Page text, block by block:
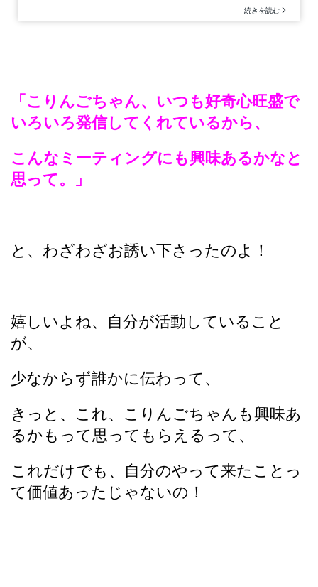
「こりんごちゃん、いつも好奇心旺盛で
いろいろ発信してくれているから、
こんなミーティングにも興味あるかなと
思って。」
と、わざわざお誘い下さったのよ！
嬉しいよね、自分が活動していること
が、
少なからず誰かに伝わって、
きっと、これ、こりんごちゃんも興味あ
るかもって思ってもらえるって、
これだけでも、自分のやって来たことっ
て価値あったじゃないの！